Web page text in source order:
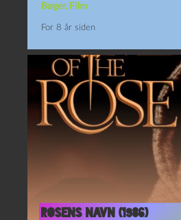
Bøger, Film
For 8 år siden
Rosens navn (1986)